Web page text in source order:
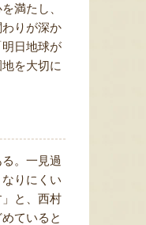
満たし、
りが深か
日地球が
を大切に
。一見過
りにくい
と、西村
ていると